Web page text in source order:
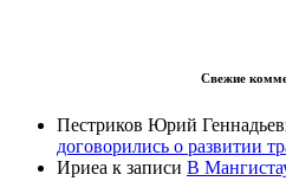
Свежие
Пестриков Юрий
договорились о развитии
Ириеа к записи В